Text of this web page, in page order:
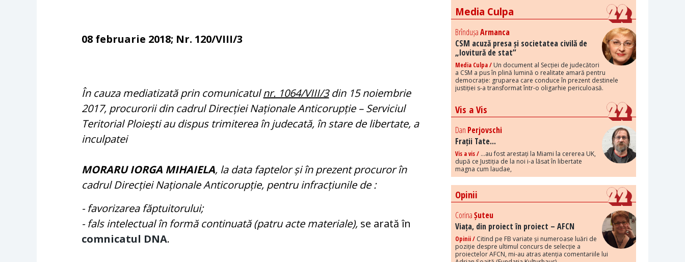
08 februarie 2018; Nr. 120/VIII/3
În cauza mediatizată prin comunicatulnr. 1064/VIII/3din 15 noiembrie
2017, procurorii din cadrul Direcției Naționale Anticorupție – Serviciul
Teritorial Ploiești au dispus trimiterea în judecată, în stare de libertate, a
inculpatei
MORARU IORGA MIHAIELA, la data faptelor și în prezent procuror în
cadrul Direcției Naționale Anticorupție, pentru infracțiunile de :
- favorizarea făptuitorului;
- fals intelectual în formă continuată (patru acte materiale), se arată în
comnicatul DNA.
Media Culpa
BrîndușaArmanca
CSM acuză presa și societatea civilă de
„lovitură de stat”
Media Culpa / Un document al Secției de judecători
a CSM a pus în plină lumină o realitate amară pentru
democrație: gruparea care conduce în prezent destinele
justiției s-a transformat într-o oligarhie periculoasă.
Vis a Vis
Dan Perjovschi
Frații Tate...
Vis a vis / ...au fost arestați la Miami la cererea UK,
după ce Justiția de la noi i-a lăsat în libertate
magna cum laudae,
Opinii
CorinaȘuteu
Viața, din proiect în proiect – AFCN
Opinii / Citind pe FB variate și numeroase luări de
poziție despre ultimul concurs de selecție a
proiectelor AFCN, mi-au atras atenția comentariile lui